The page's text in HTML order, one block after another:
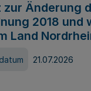
zur Änderung
2018 und
Land
21.07.2026